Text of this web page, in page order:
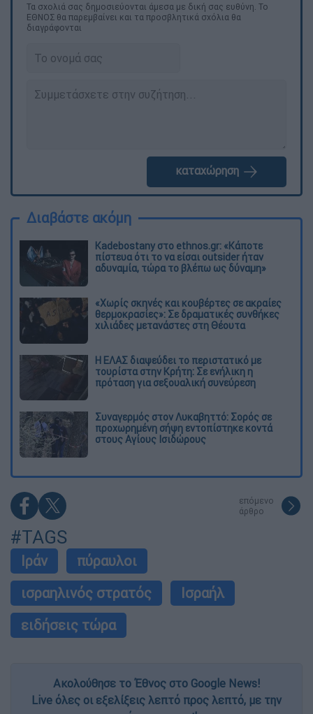
Τα σχολιά σας δημοσιεύονται άμεσα με δική σας ευθύνη. Το
ΕΘΝΟΣ θα παρεμβαίνει και τα προσβλητικά σχόλια θα
διαγράφονται
καταχώρηση
Διαβάστε ακόμη
Kadebostany στο ethnos.gr: «Κάποτε
πίστευα ότι το να είσαι outsider ήταν
αδυναμία, τώρα το βλέπω ως δύναμη»
«Χωρίς σκηνές και κουβέρτες σε ακραίες
θερμοκρασίες»: Σε δραματικές συνθήκες
χιλιάδες μετανάστες στη Θέουτα
Η ΕΛΑΣ διαψεύδει το περιστατικό με
τουρίστα στην Κρήτη: Σε ενήλικη η
πρόταση για σεξουαλική συνεύρεση
Συναγερμός στον Λυκαβηττό: Σορός σε
προχωρημένη σήψη εντοπίστηκε κοντά
στους Αγίους Ισιδώρους
επόμενο
άρθρο
#TAGS
Ιράν
πύραυλοι
ισραηλινός στρατός
Ισραήλ
ειδήσεις τώρα
Ακολούθησε το Έθνος στο Google News!
Live όλες οι εξελίξεις λεπτό προς λεπτό, με την